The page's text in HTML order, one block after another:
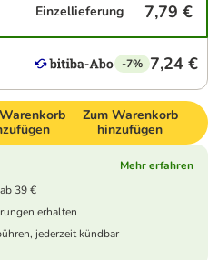
Einzellieferung 7,79 €
-7% 7,24 €
Zum Warenkorb
hinzufügen
Mehr erfahren
39 €
erhalten
jederzeit kündbar